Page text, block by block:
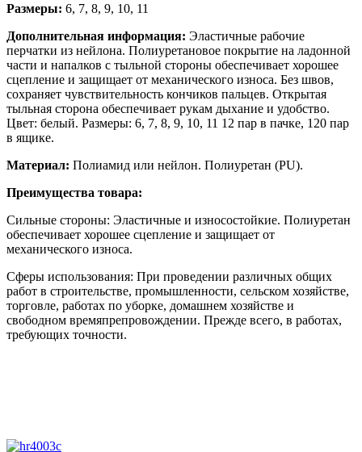
Размеры: 6, 7, 8, 9, 10, 11
Дополнительная информация: Эластичные рабочие
перчатки из нейлона. Полиуретановое покрытие на ладонной
части и напалков с тыльной стороны обеспечивает хорошее
сцепление и защищает от механического износа. Без швов,
сохраняет чувствительность кончиков пальцев. Открытая
тыльная сторона обеспечивает рукам дыхание и удобство.
Цвет: белый. Размеры: 6, 7, 8, 9, 10, 11 12 пар в пачке, 120 пар
в ящике.
Материал: Полиамид или нейлон. Полиуретан (PU).
Преимущества товара:
Сильные стороны: Эластичные и износостойкие. Полиуретан
обеспечивает хорошее сцепление и защищает от
механического износа.
Сферы использования: При проведении различных общих
работ в строительстве, промышленности, сельском хозяйстве,
торговле, работах по уборке, домашнем хозяйстве и
свободном времяпрепровождении. Прежде всего, в работах,
требующих точности.